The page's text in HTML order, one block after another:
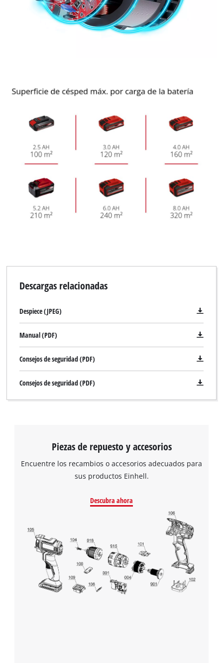
Descargas relacionadas
Despiece (JPEG)
Manual (PDF)
Consejos de seguridad (PDF)
Consejos de seguridad (PDF)
Piezas de repuesto y accesorios
Encuentre los recambios o accesorios adecuados para
sus productos Einhell.
Descubra ahora